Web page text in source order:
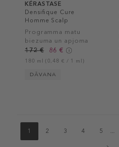
KÉRASTASE
Densifique Cure
Homme Scalp
Treatment
Programma matu
biezuma un apjoma
palielināšanai
172 € 86 €
180 ml (0,48 € / 1 ml)
DĀVANA
1 2 3 4 5 ...